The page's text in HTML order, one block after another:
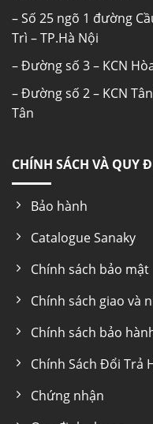
Bếp từ đơn
Cảnh báo khi
Bếp từ đơn Sanaky
chức năng bảo vệ
trên bên quá nóng,
thể phát âm thanh
Khi trường hợp này
phút để bếp nguội
động lại bình
– Số 25 ngõ 1 đường
Trì – TP.Hà Nội
– Đường số 3 – KCN
– Đường số 2 – KCN
Tân
CHÍNH SÁCH VÀ QUY
Bảo hành
Catalogue Sanaky
Chính sách bảo mật
Chính sách giao và
Chính sách bảo
Chính Sách Đổi Trả
Chứng nhận